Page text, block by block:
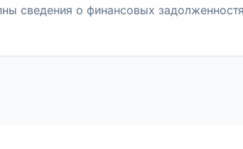
сведения о финансовых